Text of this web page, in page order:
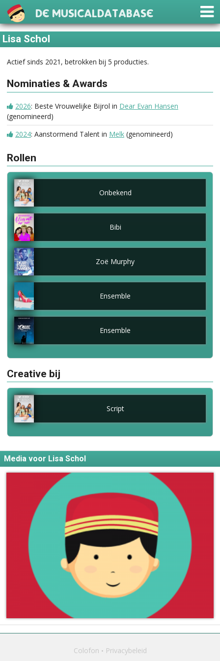
De Musicaldatabase
Lisa Schol
Actief sinds 2021, betrokken bij 5 producties.
Nominaties & Awards
2026: Beste Vrouwelijke Bijrol in Dear Evan Hansen
(genomineerd)
2024: Aanstormend Talent in Melk (genomineerd)
Rollen
Onbekend
Bibi
Zoë Murphy
Ensemble
Ensemble
Creative bij
Script
Media voor Lisa Schol
Colofon Privacybeleid